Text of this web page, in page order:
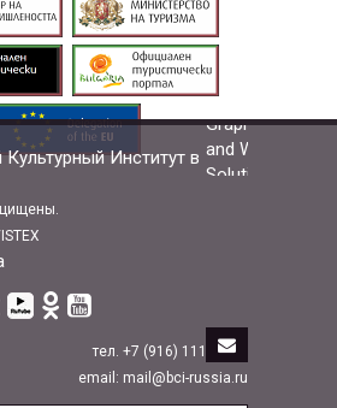
Институт в
тел. +7 (916) 111-33-88
email: mail@bci-russia.ru